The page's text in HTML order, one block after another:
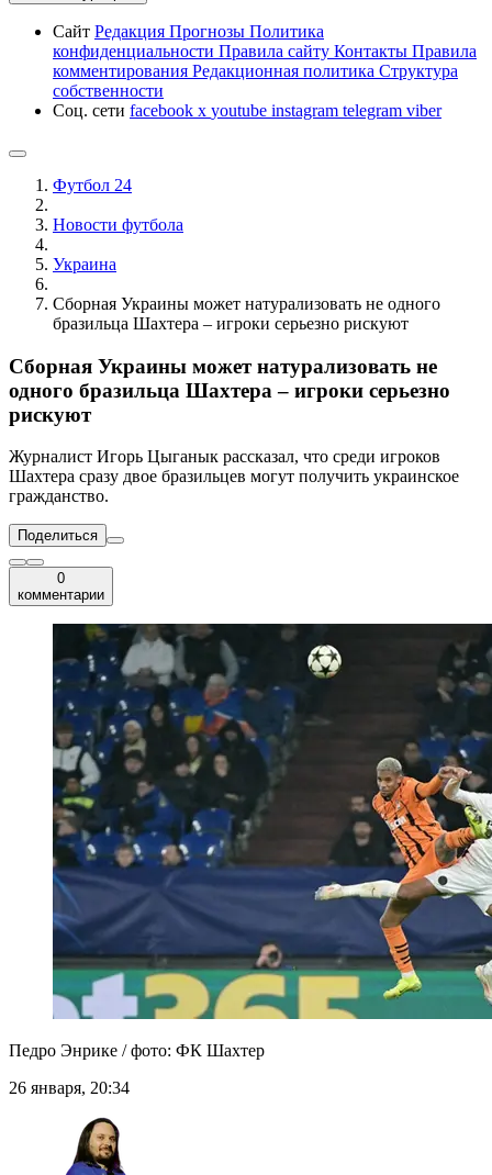
Сайт Редакция Прогнозы Политика
конфиденциальности Правила сайту Контакты Правила
комментирования Редакционная политика Структура
собственности
Соц. сети facebook x youtube instagram telegram viber
Футбол 24
Новости футбола
Украина
Сборная Украины может натурализовать не одного
бразильца Шахтера – игроки серьезно рискуют
Сборная Украины может натурализовать не
одного бразильца Шахтера – игроки серьезно
рискуют
Журналист Игорь Цыганык рассказал, что среди игроков
Шахтера сразу двое бразильцев могут получить украинское
гражданство.
Поделиться
0
комментарии
Педро Энрике / фото: ФК Шахтер
26 января, 20:34